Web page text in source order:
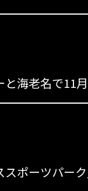
ポーツパー